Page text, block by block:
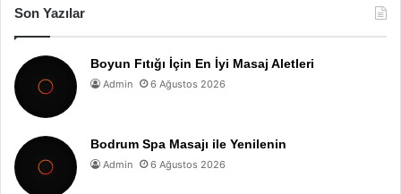
Son Yazılar
Boyun Fıtığı İçin En İyi Masaj Aletleri
Admin 6 Ağustos 2026
Bodrum Spa Masajı ile Yenilenin
Admin 6 Ağustos 2026